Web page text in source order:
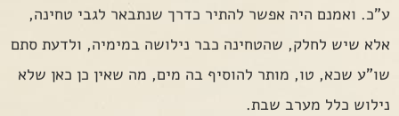
ע"כ. ואמנם היה אפשר להתיר כדרך שנתבאר לגבי טחינה,
אלא שיש לחלק, שהטחינה כבר נילושה במימיה, ולדעת סתם
שו"ע שכא, טו, מותר להוסיף בה מים, מה שאין כן כאן שלא
נילוש כלל מערב שבת.